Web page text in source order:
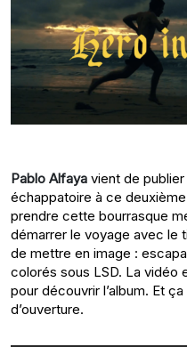
Pablo Alfaya vient de publier
échappatoire à ce
prendre cette bourrasque
démarrer le voyage avec le
de mettre en image :
colorés sous LSD. La vidéo
pour découvrir l’album. Et
d’ouverture.